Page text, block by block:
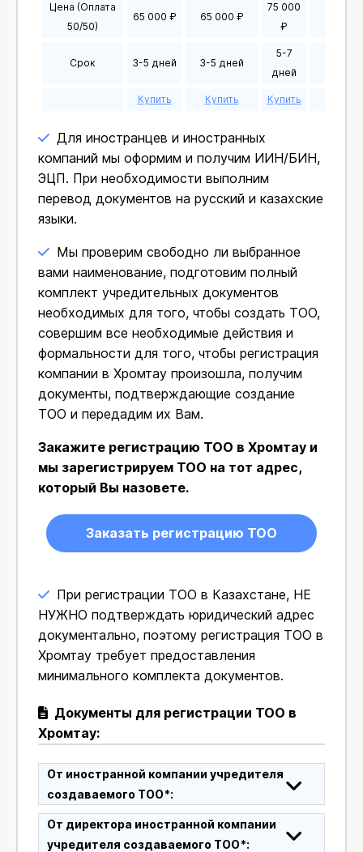
Цена (Оплата
50/50)
65 000 ₽ 65 000 ₽
75 000
₽
Срок 3-5 дней 3-5 дней
5-7
дней
Купить Купить Купить
Для иностранцев и иностранных
компаний мы оформим и получим ИИН/БИН,
ЭЦП. При необходимости выполним
перевод документов на русский и казахские
языки.
Мы проверим свободно ли выбранное
вами наименование, подготовим полный
комплект учредительных документов
необходимых для того, чтобы создать ТОО,
совершим все необходимые действия и
формальности для того, чтобы регистрация
компании в Хромтау произошла, получим
документы, подтверждающие создание
ТОО и передадим их Вам.
Закажите регистрацию ТОО в Хромтау и
мы зарегистрируем ТОО на тот адрес,
который Вы назовете.
Заказать регистрацию ТОО
При регистрации ТОО в Казахстане, НЕ
НУЖНО подтверждать юридический адрес
документально, поэтому регистрация ТОО в
Хромтау требует предоставления
минимального комплекта документов.
Документы для регистрации ТОО в
Хромтау:
От иностранной компании учредителя
создаваемого ТОО*:
От директора иностранной компании
учредителя создаваемого ТОО*: